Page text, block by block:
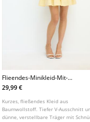
Flieendes-Minikleid-Mit-
Ruckenschnurung
29,99 €
Kurzes, fließendes Kleid aus
Baumwollstoff. Tiefer V-Ausschnitt
dünne, verstellbare Träger mit